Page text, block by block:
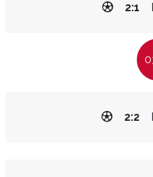
2:1
2:2